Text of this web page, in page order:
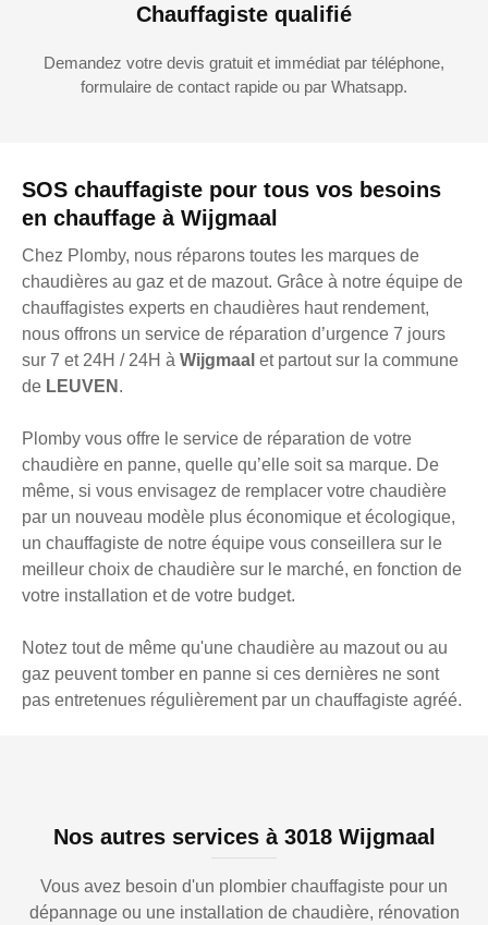
SOS chauffagiste pour tous vos besoins
en chauffage à Wijgmaal
Chez Plomby, nous réparons toutes les marques de
chaudières au gaz et de mazout. Grâce à notre équipe de
chauffagistes experts en chaudières haut rendement,
nous offrons un service de réparation d’urgence 7 jours
sur 7 et 24H / 24H à Wijgmaal et partout sur la commune
de LEUVEN .
Plomby vous offre le service de réparation de votre
chaudière en panne, quelle qu’elle soit sa marque. De
même, si vous envisagez de remplacer votre chaudière
par un nouveau modèle plus économique et écologique,
un chauffagiste de notre équipe vous conseillera sur le
meilleur choix de chaudière sur le marché, en fonction de
votre installation et de votre budget.
Notez tout de même qu'une chaudière au mazout ou au
gaz peuvent tomber en panne si ces dernières ne sont
pas entretenues régulièrement par un chauffagiste agréé.
Chauffagiste qualifié
Demandez votre devis gratuit et immédiat par téléphone,
formulaire de contact rapide ou par Whatsapp.
Nos autres services à 3018 Wijgmaal
Vous avez besoin d'un plombier chauffagiste pour un
dépannage ou une installation de chaudière, rénovation